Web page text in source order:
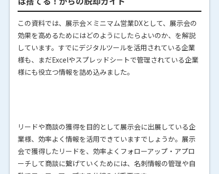
この資料では、展示会×ミニマム営業DXとして、展示会の
効果を高めるためにはどのようにしたらよいのか、を解説
しています。すでにデジタルツールを活用されている企業
様も、まだExcelやスプレッドシートで管理されている企業
様にも役立つ情報を詰め込みました。
リードや商談の獲得を目的として展示会に出展している企
業様、効率よく情報を活用できていますでしょうか。展示
会で獲得したリードを、効率よくフォローアップ・アプロ
ーチして商談に繋げていくためには、名刺情報の管理や自